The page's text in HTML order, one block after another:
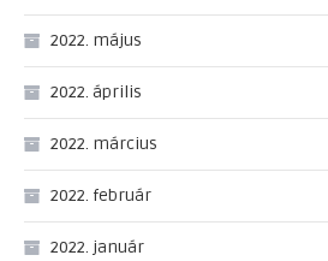
2022. május
2022. április
2022. március
2022. február
2022. január